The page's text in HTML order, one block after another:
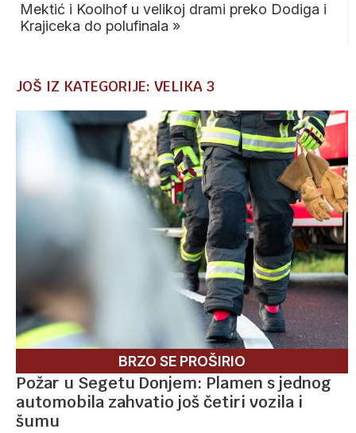
Mektić i Koolhof u velikoj drami preko Dodiga i
Krajiceka do polufinala »
JOŠ IZ KATEGORIJE: VELIKA 3
BRZO SE PROŠIRIO
Požar u Segetu Donjem: Plamen s jednog
automobila zahvatio još četiri vozila i
šumu